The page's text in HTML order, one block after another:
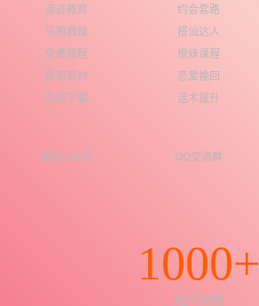
浪迹教育
乌鸦救赎
免费教程
免费素材
免费下载
约会套路
搭讪达人
撩妹课程
恋爱挽回
话术提升
微信公众号 QQ交流群
1000+
用户突破